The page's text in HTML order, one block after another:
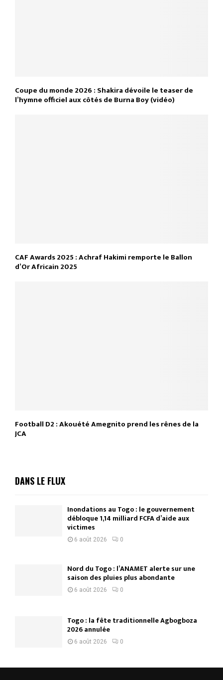
Coupe du monde 2026 : Shakira dévoile le teaser de
l’hymne officiel aux côtés de Burna Boy (vidéo)
CAF Awards 2025 : Achraf Hakimi remporte le Ballon
d’Or Africain 2025
Football D2 : Akouété Amegnito prend les rênes de la
JCA
DANS LE FLUX
Inondations au Togo : le gouvernement
débloque 1,14 milliard FCFA d’aide aux
victimes
6 août 2026 0
Nord du Togo : l’ANAMET alerte sur une
saison des pluies plus abondante
6 août 2026 0
Togo : la fête traditionnelle Agbogboza
2026 annulée
6 août 2026 0